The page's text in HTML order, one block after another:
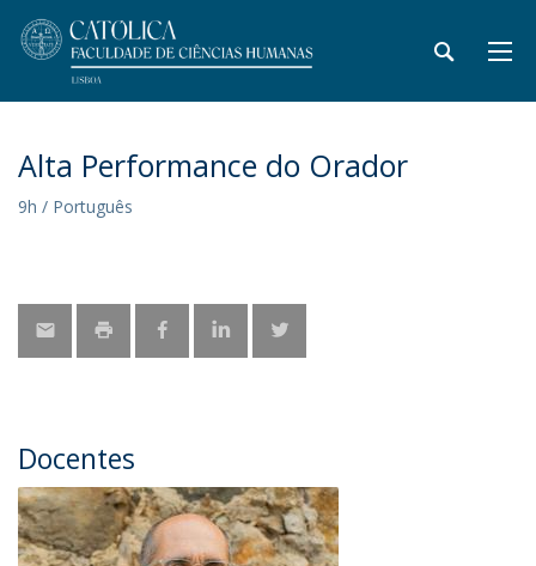
Alta Performance do Orador
9h / Português
Docentes